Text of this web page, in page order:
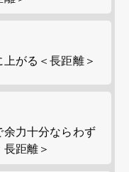
がる＜長距離＞
力十分ならわず
距離＞